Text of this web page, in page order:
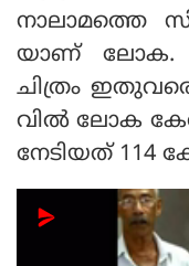
നാലാമത്തെ
യാണ് ലോക.
ചിത്രം
വിൽ ലോക
നേടിയത് 114